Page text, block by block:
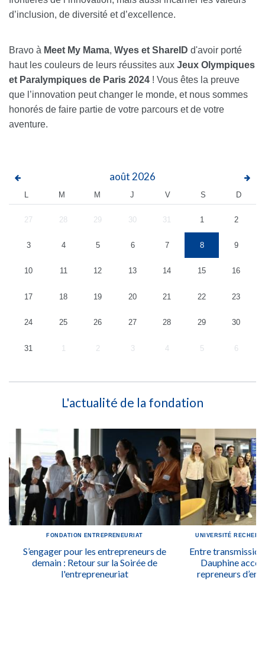
d’inclusion, de diversité et d’excellence.
Bravo à Meet My Mama, Wyes et ShareID d'avoir porté
haut les couleurs de leurs réussites aux Jeux Olympiques
et Paralympiques de Paris 2024 ! Vous êtes la preuve
que l’innovation peut changer le monde, et nous sommes
honorés de faire partie de votre parcours et de votre
aventure.
août 2026
L M M J V S D
27 28 29 30 31 1 2
3 4 5 6 7 8 9
10 11 12 13 14 15 16
17 18 19 20 21 22 23
24 25 26 27 28 29 30
31 1 2 3 4 5 6
L'actualité de la fondation
FONDATION ENTREPRENEURIAT
S’engager pour les entrepreneurs de
demain : Retour sur la Soirée de
l'entrepreneuriat
UNIVERSITÉ
Entre
Dauphine
repreneurs